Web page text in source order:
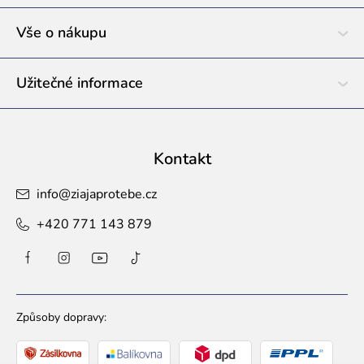
t
Vše o nákupu
Užitečné informace
Kontakt
info@ziajaprotebe.cz
+420 771 143 879
Způsoby dopravy: